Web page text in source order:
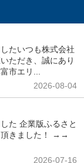
たいつも株式会社
ただき、誠にあり
市エリ...
2026-08-04
た 企業版ふるさと
頂きました！ →→
2026-07-16